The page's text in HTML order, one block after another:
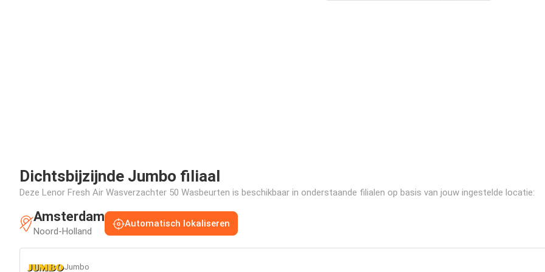
Dichtsbijzijnde Jumbo filiaal
Deze Lenor Fresh Air Wasverzachter 50 Wasbeurten is beschikbaar in onderstaande filialen op basis van jouw ingestelde locatie:
Amsterdam
Noord-Holland
Automatisch lokaliseren
Jumbo